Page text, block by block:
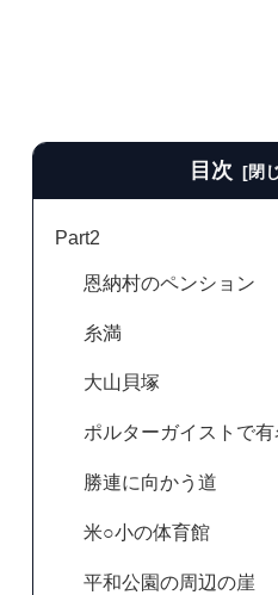
目次
Part2
恩納村のペンション
糸満
大山貝塚
ポルターガイストで
勝連に向かう道
米○小の体育館
平和公園の周辺の崖